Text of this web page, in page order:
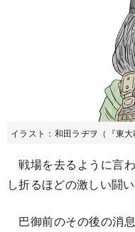
イラスト：和田ラヂヲ（『東
戦場を去るように言
し折るほどの激しい闘
巴御前のその後の消